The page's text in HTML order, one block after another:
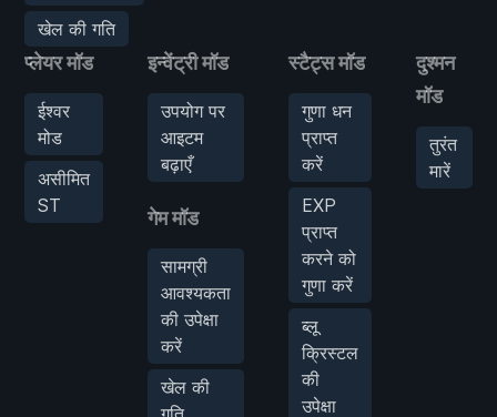
खेल की गति
प्लेयर मॉड
ईश्वर
मोड
असीमित
ST
इन्वेंट्री मॉड
उपयोग पर
आइटम
बढ़ाएँ
गेम मॉड
सामग्री
आवश्यकता
की उपेक्षा
करें
खेल की
स्टैट्स मॉड
गुणा धन
प्राप्त
करें
EXP
प्राप्त
करने को
गुणा करें
ब्लू
क्रिस्टल
की
उपेक्षा
दुश्मन
मॉड
तुरंत
मारें